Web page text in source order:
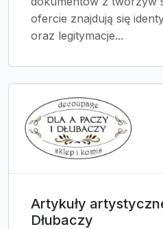
ofercie znajdują się
oraz legitymacje...
Artykuły
Dłubaczy